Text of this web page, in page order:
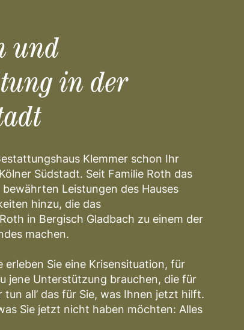
und
in der
Klemmer schon Ihr
Südstadt. Seit Familie Roth das
Leistungen des Hauses
hinzu, die das
in Bergisch Gladbach zu einem der
machen.
erleben Sie eine Krisensituation, für
jene Unterstützung brauchen, die für
all’ das für Sie, was Ihnen jetzt hilft.
Sie jetzt nicht haben möchten: Alles